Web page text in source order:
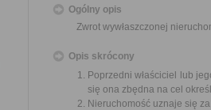
Ogólny opis
Zwrot wywłaszczonej
Opis skrócony
Poprzedni właściciel lub
się ona zbędna na cel
Nieruchomość uznaje się